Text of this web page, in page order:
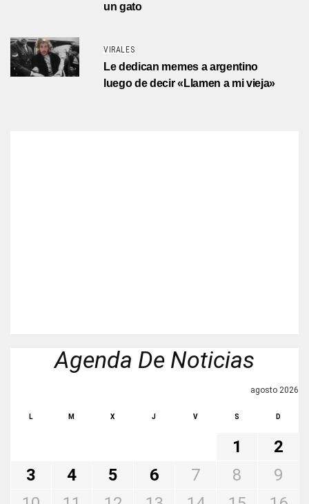
un gato
VIRALES
Le dedican memes a argentino
luego de decir «Llamen a mi vieja»
Agenda De Noticias
agosto 2026
L M X J V S D
1
2
3
4 5 6 7 8
9